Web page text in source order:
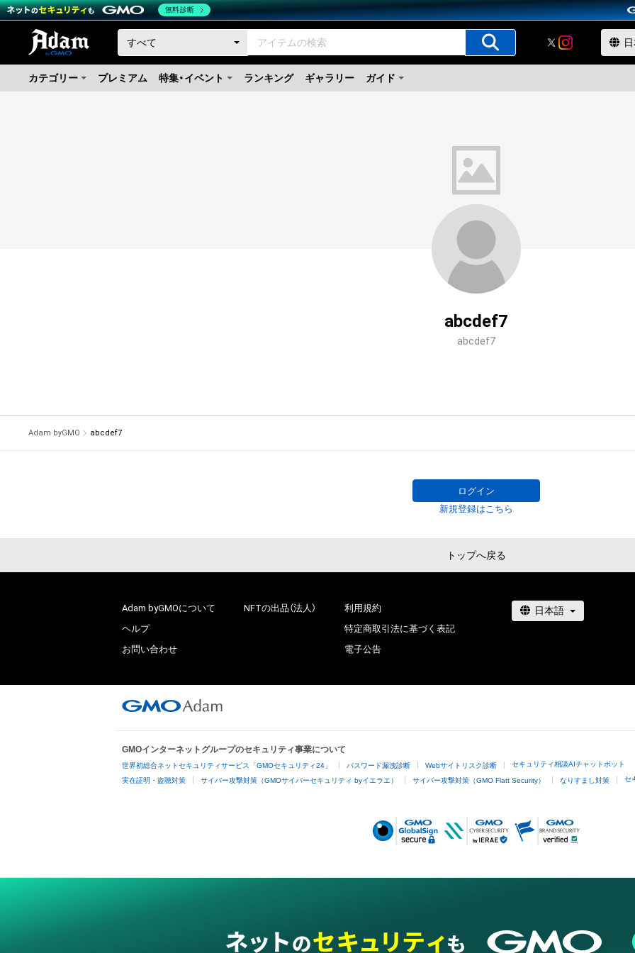
カテゴリー プレミアム 特集・イベント ランキング ギャラリー ガイド
abcdef7
abcdef7
Adam byGMO abcdef7
ログイン
新規登録はこちら
トップへ戻る
Adam byGMOについて
ヘルプ
お問い合わせ
NFTの出品（法人）
利用規約
特定商取引法に基づく表記
電子公告
GMOインターネットグループのセキュリティ事業について
世界初総合ネットセキュリティサービス「GMOセキュリティ24」 パスワード漏洩診断 Webサイトリスク診断 セキュリティ相談AIチャットボット
実在証明・盗聴対策 サイバー攻撃対策（GMOサイバーセキュリティ byイエラエ） サイバー攻撃対策（GMO Flatt Security） なりすまし対策 セ
無料診断